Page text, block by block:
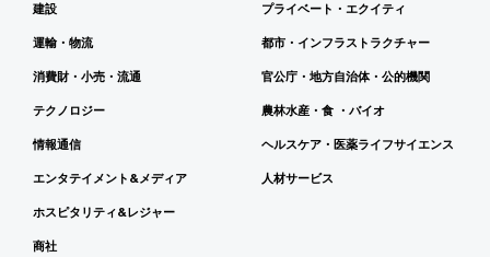
建設
運輸・物流
消費財・小売・流通
テクノロジー
情報通信
エンタテイメント&メディア
ホスピタリティ&レジャー
商社
プライベート・エクイティ
都市・インフラストラクチャー
官公庁・地方自治体・公的機関
農林水産・食 ・バイオ
ヘルスケア・医薬ライフサイエンス
人材サービス